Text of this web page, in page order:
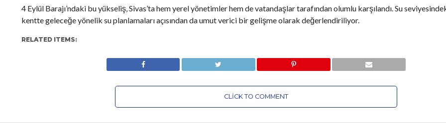
4 Eylül Barajı’ndaki bu yükseliş, Sivas’ta hem yerel yönetimler hem de vatandaşlar tarafından olumlu karşılandı. Su
kentte geleceğe yönelik su planlamaları açısından da umut verici bir gelişme olarak değerlendiriliyor.
RELATED ITEMS:
CLICK TO COMMENT